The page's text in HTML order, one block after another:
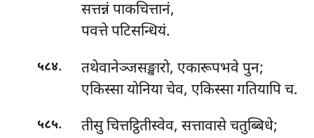
सत्तन्नं पाकचित्तानं,
पवत्ते पटिसन्धियं.
५८४.
तथेवानेञ्जसङ्खारो, एकारूपभवे पुन;
एकिस्सा योनिया चेव, एकिस्सा गतियापि च.
५८५.
तीसु चित्तट्ठितीस्वेव, सत्तावासे चतुब्बिधे;